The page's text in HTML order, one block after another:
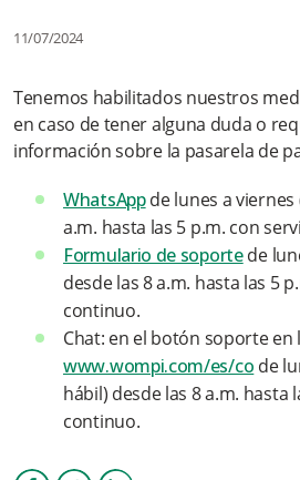
Negocios?
¿Dónde puedo conocer más detalles
Negocios y cómo funciona?
¿Cómo puedo resolver dudas o
💡EDN ( Ecosistema Digital de
¿Qué significa EDN?
¿Qué significa CDC y cuáles son sus
Más información
11/07/2024
Tenemos habilitados nuestros
en caso de tener alguna duda o
información sobre la pasarela de
WhatsAppde lunes a viernes
a.m. hasta las 5 p.m. con
Formulario de soportede
desde las 8 a.m. hasta las 5
continuo.
Chat: en el botón soporte en
www.wompi.com/es/co de
hábil) desde las 8 a.m. hasta
continuo.